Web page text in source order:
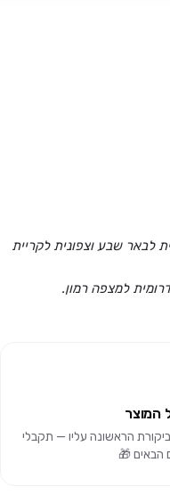
דרומית לבאר שבע וצפונית לקריית
למצפה רמון.
המוצר
הראשונה עליו — תקבלי